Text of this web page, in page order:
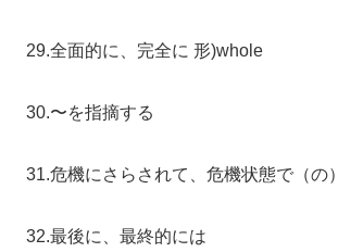
29.全面的に、完全に 形)whole
30.〜を指摘する
31.危機にさらされて、危機状態で（の）
32.最後に、最終的には